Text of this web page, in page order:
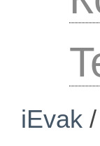
iEvak /